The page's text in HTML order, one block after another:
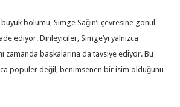
bölümü, Simge Sağın’ı çevresine gönül
ediyor. Dinleyiciler, Simge’yi yalnızca
zamanda başkalarına da tavsiye ediyor. Bu
popüler değil, benimsenen bir isim olduğunu